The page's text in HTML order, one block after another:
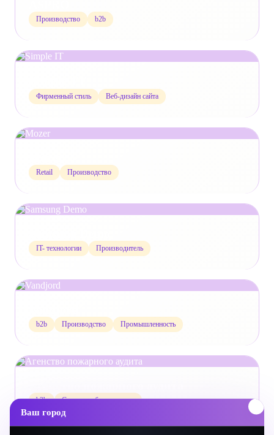
Производство b2b
Фирменный стиль Веб-дизайн сайта
Retail Производство
IT- технологии Производитель
b2b Производство Промышленность
b2b Сервис и обслуживание
Ваш город